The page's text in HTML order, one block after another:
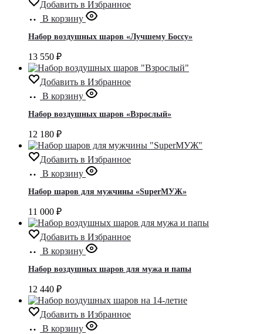
Добавить в Избранное
В корзину
Набор воздушных шаров «Лучшему Боссу»
13 550 ₽
Добавить в Избранное
В корзину
Набор воздушных шаров «Взрослый»
12 180 ₽
Добавить в Избранное
В корзину
Набор шаров для мужчины «SuperМУЖ»
11 000 ₽
Добавить в Избранное
В корзину
Набор воздушных шаров для мужа и папы
12 440 ₽
Добавить в Избранное
В корзину